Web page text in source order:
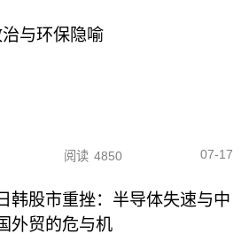
与环保隐喻
阅读 4850 07-17
韩股市重挫：半导体失速与中
外贸的危与机